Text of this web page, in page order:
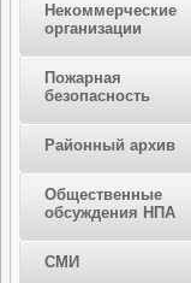
Некоммерческие
организации
Пожарная
безопасность
Районный архив
Общественные
обсуждения НПА
СМИ